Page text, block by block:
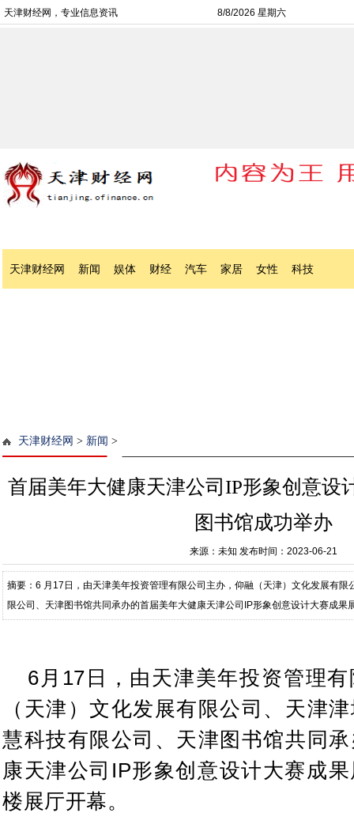
天津财经网，专业信息资讯 8/8/2026 星期六
天津财经网 新闻 娱体 财经 汽车 家居 女性 科技
天津财经网 > 新闻 >
首届美年大健康天津公司IP形象创意设
图书馆成功举办
来源：未知 发布时间：2023-06-21
摘要：6 月17日，由天津美年投资管理有限公司主办，仰融（天津）文化发展有限
限公司、天津图书馆共同承办的首届美年大健康天津公司IP形象创意设计大赛成果
6 月17日，由天津美年投资管理
（天津）文化发展有限公司、天津
慧科技有限公司、天津图书馆共同
康天津公司IP形象创意设计大赛成
楼展厅开幕。